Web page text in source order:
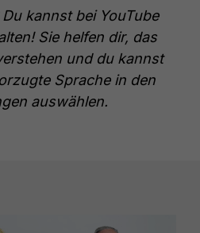
kannst bei YouTube
Sie helfen dir, das
und du kannst
Sprache in den
auswählen.